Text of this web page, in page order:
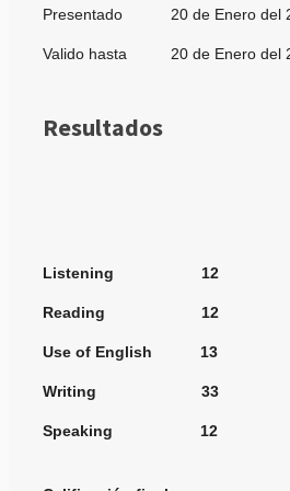
Presentado 20 de Enero del
Valido hasta 20 de Enero del
Resultados
Listening 12
Reading 12
Use of English 13
Writing 33
Speaking 12